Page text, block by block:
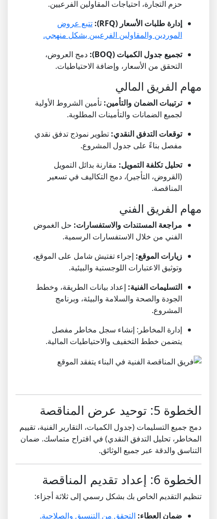
حزم التجارة، احتياجات المقاولين الفرعيين.
إدارة طلبات الأسعار (RFQ):
تتبع عروض
الموردين والمقاولين الفرعيين بشكل منهجي.
تجميع جدول الكميات (BOQ):
دمج العروض،
التحقق من الأسعار، وإضافة الاحتياطيات.
مهام الفريق المالي
ترتيبات الضمان والتأمين: تأمين الشروط الأولية
لجميع الضمانات والتأمينات المطلوبة.
توقعات التدفق النقدي: تطوير نموذج تدفق نقدي
مفصل بناءً على جدول المشروع.
تحليل تكلفة التمويل: مقارنة بدائل التمويل
(القروض، التأجير)، دمج التكاليف في تسعير
المناقصة.
مهام الفريق الفني
مراجعة المستندات والاستفسارات: حل الغموض
الفني من خلال الاستفسارات الرسمية.
زيارات الموقع: إجراء تفتيش شامل على الموقع،
وتوثيق الاعتبارات اللوجستية والبيئية.
التسليمات الفنية: إعداد بيانات الطريقة، وخطط
الجودة والصحة والسلامة والبيئة، وبرنامج
المشروع.
إدارة المخاطر: إنشاء سجل مخاطر مفصل
يتضمن خطط التخفيف والاحتياطيات المالية.
الخطوة 5: توحيد عرض المناقصة
دمج جميع التسليمات (جدول الكميات، التقارير الفنية، تقييم
المخاطر، تحليل التدفق النقدي) في اقتراح متماسك. ضمان
التناسق والدقة عبر جميع الوثائق.
الخطوة 6: إعداد تقديم المناقصة
تنظيم التقديم الخاص بك بشكل رسمي إلى ثلاثة أجزاء:
ضمان العطاء: التحقق من التنسيق والصلاحية.